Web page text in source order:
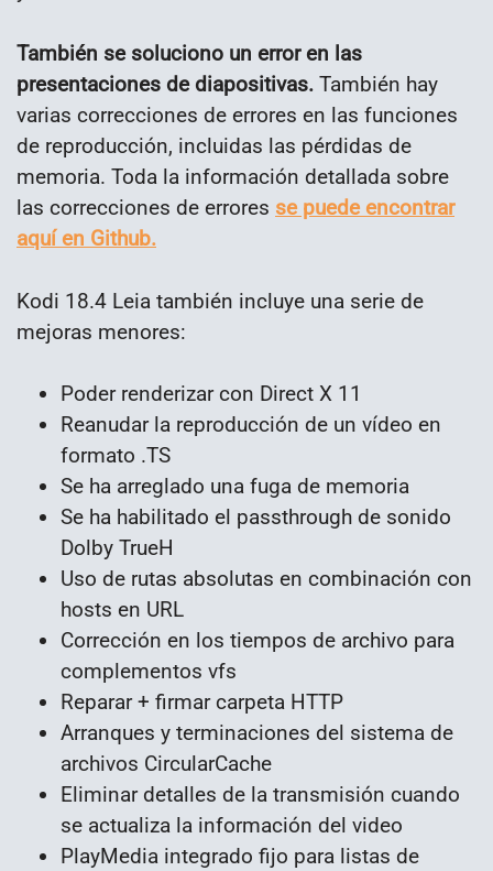
También se soluciono un error en las
presentaciones de diapositivas. También hay
varias correcciones de errores en las funciones
de reproducción, incluidas las pérdidas de
memoria. Toda la información detallada sobre
las correcciones de errores se puede encontrar
aquí en Github.
Kodi 18.4 Leia también incluye una serie de
mejoras menores:
Poder renderizar con Direct X 11
Reanudar la reproducción de un vídeo en
formato .TS
Se ha arreglado una fuga de memoria
Se ha habilitado el passthrough de sonido
Dolby TrueH
Uso de rutas absolutas en combinación con
hosts en URL
Corrección en los tiempos de archivo para
complementos vfs
Reparar + firmar carpeta HTTP
Arranques y terminaciones del sistema de
archivos CircularCache
Eliminar detalles de la transmisión cuando
se actualiza la información del video
PlayMedia integrado fijo para listas de